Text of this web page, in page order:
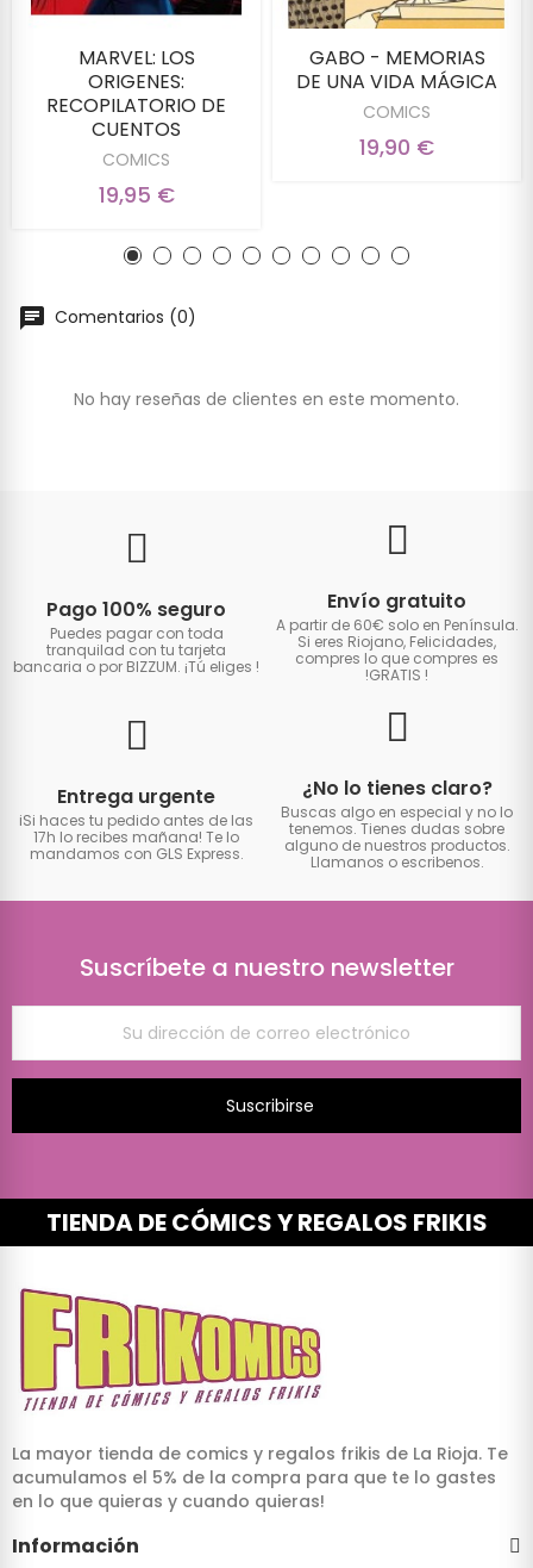
MARVEL: LOS
ORIGENES:
RECOPILATORIO DE
CUENTOS
COMICS
19,95 €
GABO - MEMORIAS
DE UNA VIDA MÁGICA
COMICS
19,90 €
Comentarios (0)
No hay reseñas de clientes en este momento.
Pago 100% seguro
Puedes pagar con toda
tranquilad con tu tarjeta
bancaria o por BIZZUM. ¡Tú eliges !
Envío gratuito
A partir de 60€ solo en Península.
Si eres Riojano, Felicidades,
compres lo que compres es
!GRATIS !
Entrega urgente
iSi haces tu pedido antes de las
17h lo recibes mañana! Te lo
mandamos con GLS Express.
¿No lo tienes claro?
Buscas algo en especial y no lo
tenemos. Tienes dudas sobre
alguno de nuestros productos.
Llamanos o escribenos.
Suscríbete a nuestro newsletter
Suscribirse
TIENDA DE CÓMICS Y REGALOS FRIKIS
La mayor tienda de comics y regalos frikis de La Rioja. Te
acumulamos el 5% de la compra para que te lo gastes
en lo que quieras y cuando quieras!
Información